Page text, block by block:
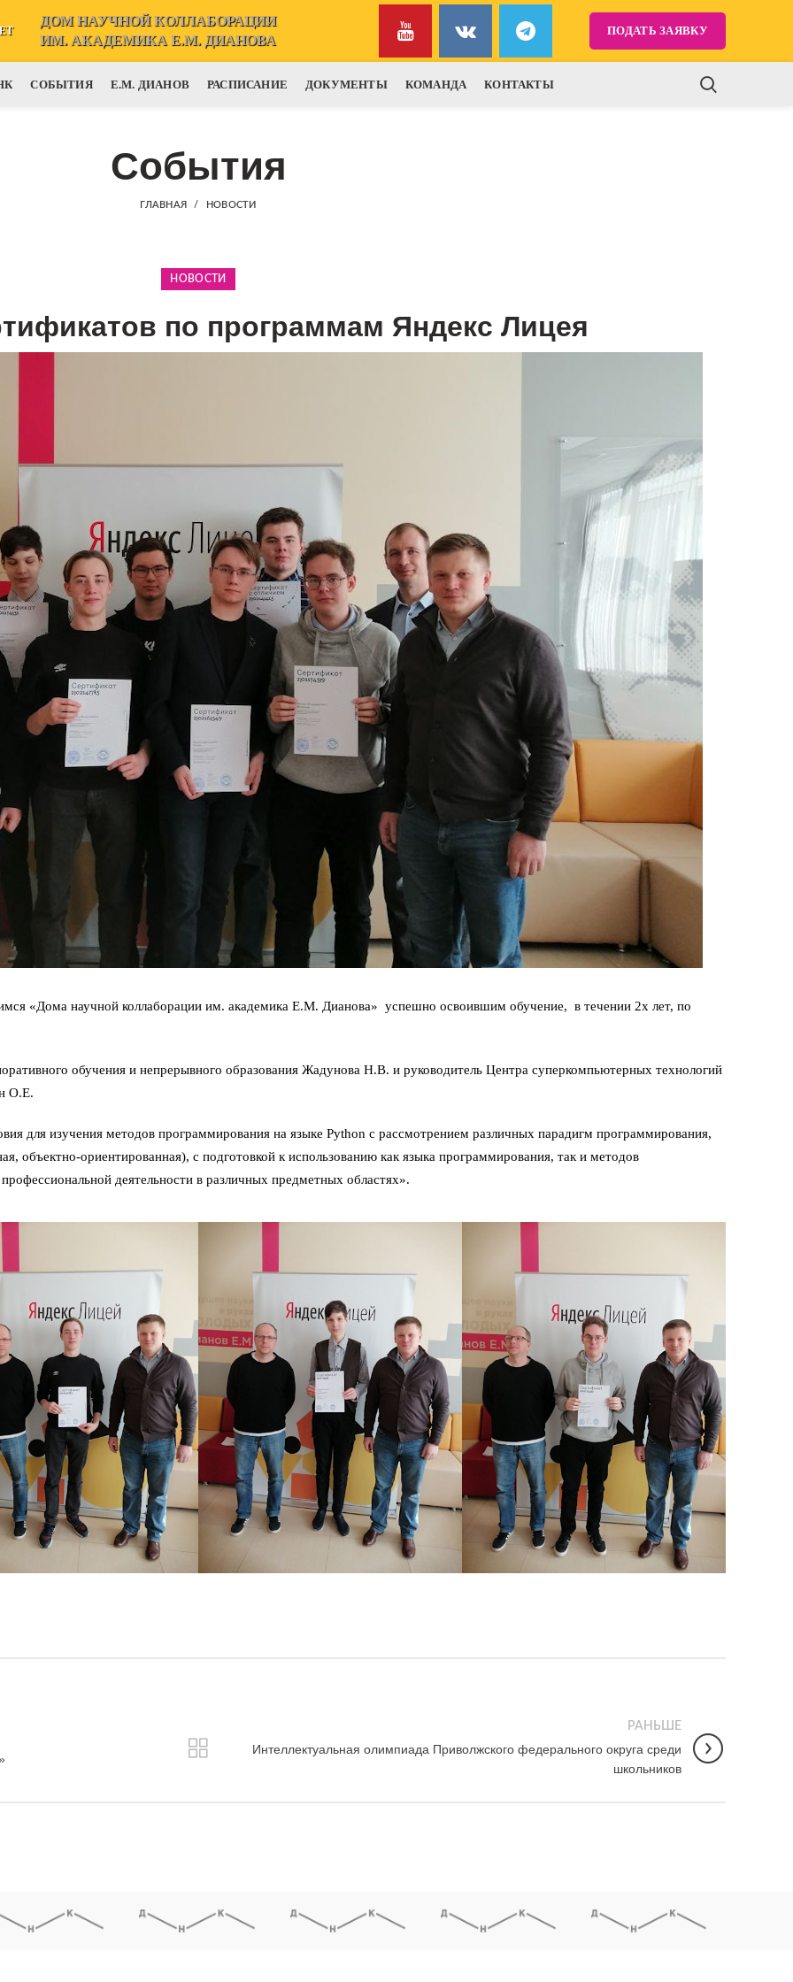
ДОМ НАУЧНОЙ КОЛЛАБОРАЦИИ
ИМ. АКАДЕМИКА Е.М. ДИАНОВА
ПОДАТЬ ЗАЯВКУ
СОБЫТИЯ Е.М. ДИАНОВ РАСПИСАНИЕ ДОКУМЕНТЫ КОМАНДА КОНТАКТЫ
События
ГЛАВНАЯ НОВОСТИ
НОВОСТИ
по программам Яндекс Лицея
«Дома научной коллаборации им. академика Е.М. Дианова» успешно освоившим обучение, в течении 2х лет, по
обучения и непрерывного образования Жадунова Н.В. и руководитель Центра суперкомпьютерных технологий
О.Е.
для изучения методов программирования на языке Python с рассмотрением различных парадигм программирования,
объектно-ориентированная), с подготовкой к использованию как языка программирования, так и методов
деятельности в различных предметных областях».
РАНЬШЕ
Интеллектуальная олимпиада Приволжского федерального округа среди
школьников